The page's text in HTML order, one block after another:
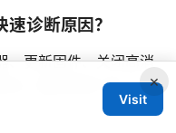
诊断原因？
、更新固件、关闭高消
议，最后排查 ISP 与 ×
Visit